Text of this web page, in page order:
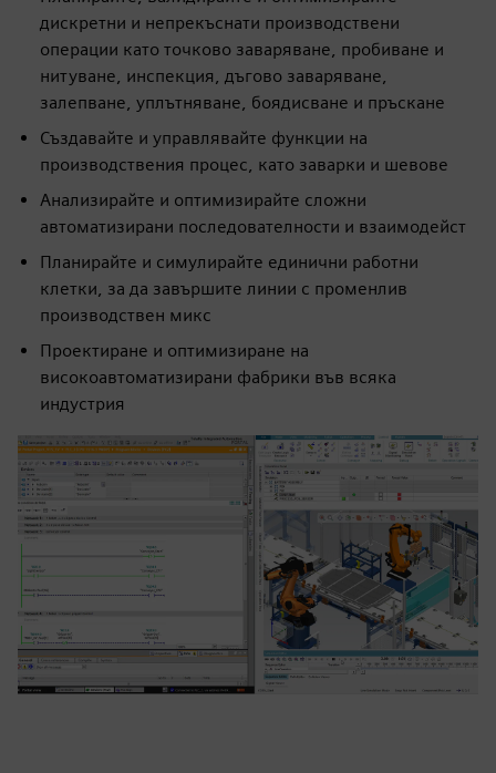
дискретни и непрекъснати производствени
операции като точково заваряване, пробиване и
нитуване, инспекция, дъгово заваряване,
залепване, уплътняване, боядисване и пръскане
Създавайте и управлявайте функции на
производствения процес, като заварки и шевове
Анализирайте и оптимизирайте сложни
автоматизирани последователности и взаимодейст
Планирайте и симулирайте единични работни
клетки, за да завършите линии с променлив
производствен микс
Проектиране и оптимизиране на
високоавтоматизирани фабрики във всяка
индустрия